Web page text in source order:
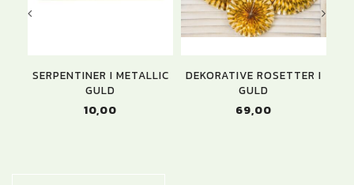
SERPENTINER I METALLIC
GULD
10,00
DEKORATIVE ROSETTER I
GULD
69,00